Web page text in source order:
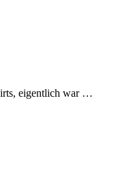
eigentlich war …